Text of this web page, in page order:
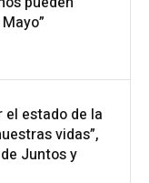
el estado de la
vidas”,
Juntos y